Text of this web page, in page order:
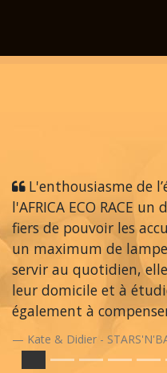
L'enthousiasme de
l'AFRICA ECO RACE
fiers de pouvoir les
un maximum de
servir au quotidien,
leur domicile et à
également à
Kate & Didier -